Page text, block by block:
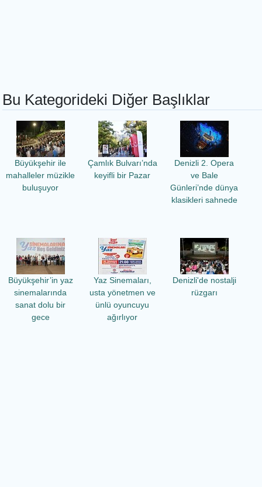
Bu Kategorideki Diğer Başlıklar
Büyükşehir ile
mahalleler müzikle
buluşuyor
Çamlık Bulvarı’nda
keyifli bir Pazar
Denizli 2. Opera
ve Bale
Günleri’nde dünya
klasikleri sahnede
Büyükşehir’in yaz
sinemalarında
sanat dolu bir
gece
Yaz Sinemaları,
usta yönetmen ve
ünlü oyuncuyu
ağırlıyor
Denizli'de nostalji
rüzgarı